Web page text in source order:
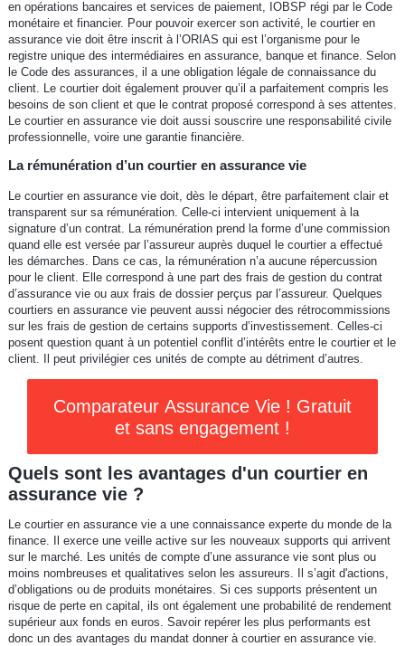
en opérations bancaires et services de paiement, IOBSP régi par le Code
monétaire et financier. Pour pouvoir exercer son activité, le courtier en
assurance vie doit être inscrit à l’ORIAS qui est l’organisme pour le
registre unique des intermédiaires en assurance, banque et finance. Selon
le Code des assurances, il a une obligation légale de connaissance du
client. Le courtier doit également prouver qu’il a parfaitement compris les
besoins de son client et que le contrat proposé correspond à ses attentes.
Le courtier en assurance vie doit aussi souscrire une responsabilité civile
professionnelle, voire une garantie financière.
La rémunération d’un courtier en assurance vie
Le courtier en assurance vie doit, dès le départ, être parfaitement clair et
transparent sur sa rémunération. Celle-ci intervient uniquement à la
signature d’un contrat. La rémunération prend la forme d’une commission
quand elle est versée par l’assureur auprès duquel le courtier a effectué
les démarches. Dans ce cas, la rémunération n’a aucune répercussion
pour le client. Elle correspond à une part des frais de gestion du contrat
d’assurance vie ou aux frais de dossier perçus par l’assureur. Quelques
courtiers en assurance vie peuvent aussi négocier des rétrocommissions
sur les frais de gestion de certains supports d’investissement. Celles-ci
posent question quant à un potentiel conflit d’intérêts entre le courtier et le
client. Il peut privilégier ces unités de compte au détriment d’autres.
Comparateur Assurance Vie ! Gratuit
et sans engagement !
Quels sont les avantages d'un courtier en
assurance vie ?
Le courtier en assurance vie a une connaissance experte du monde de la
finance. Il exerce une veille active sur les nouveaux supports qui arrivent
sur le marché. Les unités de compte d’une assurance vie sont plus ou
moins nombreuses et qualitatives selon les assureurs. Il s’agit d'actions,
d’obligations ou de produits monétaires. Si ces supports présentent un
risque de perte en capital, ils ont également une probabilité de rendement
supérieur aux fonds en euros. Savoir repérer les plus performants est
donc un des avantages du mandat donner à courtier en assurance vie.